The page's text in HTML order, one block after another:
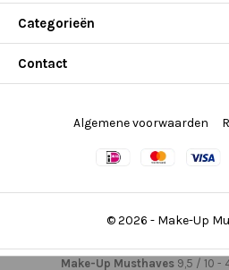
Categorieën
Contact
© 2026 - Make-Up
Algemene voorwaarden
Make-Up Musthaves9,5 / 10 -